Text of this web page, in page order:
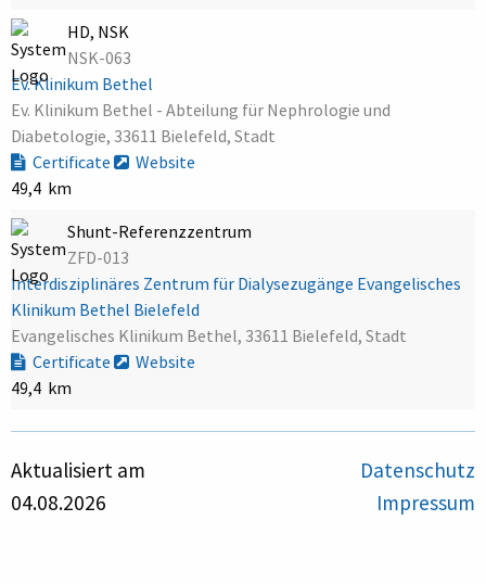
HD, NSK
NSK-063
Ev. Klinikum Bethel
Ev. Klinikum Bethel - Abteilung für Nephrologie und
Diabetologie, 33611 Bielefeld, Stadt
Certificate
Website
49,4 km
Shunt-Referenzzentrum
ZFD-013
Interdisziplinäres Zentrum für Dialysezugänge Evangelisches
Klinikum Bethel Bielefeld
Evangelisches Klinikum Bethel, 33611 Bielefeld, Stadt
Certificate
Website
49,4 km
Aktualisiert am
04.08.2026
Datenschutz
Impressum